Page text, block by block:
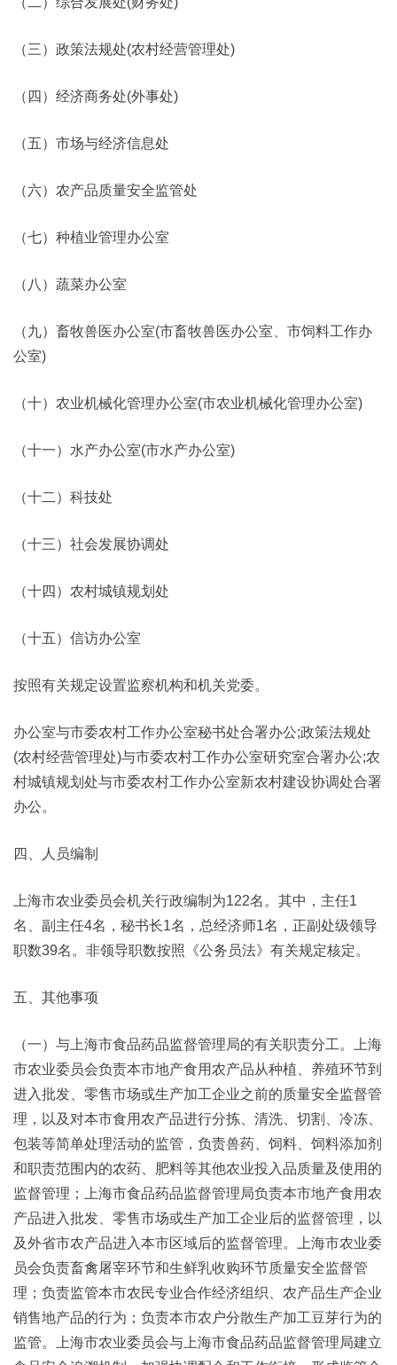
（三）政策法规处(农村经营管理处)
（四）经济商务处(外事处)
（五）市场与经济信息处
（六）农产品质量安全监管处
（七）种植业管理办公室
（八）蔬菜办公室
（九）畜牧兽医办公室(市畜牧兽医办公室、市饲料工作办
公室)
（十）农业机械化管理办公室(市农业机械化管理办公室)
（十一）水产办公室(市水产办公室)
（十二）科技处
（十三）社会发展协调处
（十四）农村城镇规划处
（十五）信访办公室
按照有关规定设置监察机构和机关党委。
办公室与市委农村工作办公室秘书处合署办公;政策法规处
(农村经营管理处)与市委农村工作办公室研究室合署办公;农
村城镇规划处与市委农村工作办公室新农村建设协调处合署
办公。
四、人员编制
上海市农业委员会机关行政编制为122名。其中，主任1
名、副主任4名，秘书长1名，总经济师1名，正副处级领导
职数39名。非领导职数按照《公务员法》有关规定核定。
五、其他事项
（一）与上海市食品药品监督管理局的有关职责分工。上海
市农业委员会负责本市地产食用农产品从种植、养殖环节到
进入批发、零售市场或生产加工企业之前的质量安全监督管
理，以及对本市食用农产品进行分拣、清洗、切割、冷冻、
包装等简单处理活动的监管，负责兽药、饲料、饲料添加剂
和职责范围内的农药、肥料等其他农业投入品质量及使用的
监督管理；上海市食品药品监督管理局负责本市地产食用农
产品进入批发、零售市场或生产加工企业后的监督管理，以
及外省市农产品进入本市区域后的监督管理。上海市农业委
员会负责畜禽屠宰环节和生鲜乳收购环节质量安全监督管
理；负责监管本市农民专业合作经济组织、农产品生产企业
销售地产品的行为；负责本市农户分散生产加工豆芽行为的
监管。上海市农业委员会与上海市食品药品监督管理局建立